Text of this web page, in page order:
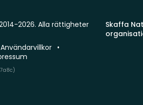
Skaffa
2026. Alla rättigheter
Användarvillkor